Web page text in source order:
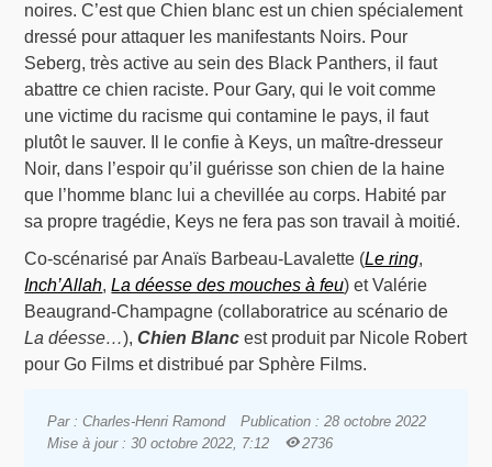
noires. C’est que Chien blanc est un chien spécialement
dressé pour attaquer les manifestants Noirs. Pour
Seberg, très active au sein des Black Panthers, il faut
abattre ce chien raciste. Pour Gary, qui le voit comme
une victime du racisme qui contamine le pays, il faut
plutôt le sauver. Il le confie à Keys, un maître-dresseur
Noir, dans l’espoir qu’il guérisse son chien de la haine
que l’homme blanc lui a chevillée au corps. Habité par
sa propre tragédie, Keys ne fera pas son travail à moitié.
Co-scénarisé par Anaïs Barbeau-Lavalette (Le ring,
Inch’Allah,La déesse des mouches à feu) et Valérie
Beaugrand-Champagne (collaboratrice au scénario de
La déesse…),Chien Blanc est produit par Nicole Robert
pour Go Films et distribué par Sphère Films.
Par : Charles-Henri Ramond
Publication : 28 octobre 2022
Mise à jour : 30 octobre 2022, 7:12
2736